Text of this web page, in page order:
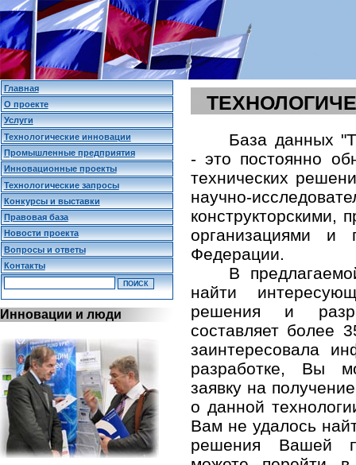
База данных
- это постоянно
технических
научно-
организациями и
Федерации.
В
найти
решения и
составляет более
заинтересовала
разработке, Вы
заявку на
о данной
Вам не удалось
решения Вашей
Главная
О проекте
Услуги
Технологические инновации
Промышленные предприятия
Инновационные проекты
Технологические запросы
Конкурсы и выставки
Правовая база
Новости проекта
Вопросы и ответы
Контакты
Инновации и люди